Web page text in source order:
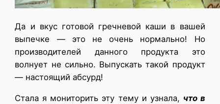
Да и вкус готовой гречневой каши в вашей
выпечке — это не очень нормально! Но
производителей данного продукта это
волнует не сильно. Выпускать такой продукт
— настоящий абсурд!
Стала я мониторить эту тему и узнала, что в